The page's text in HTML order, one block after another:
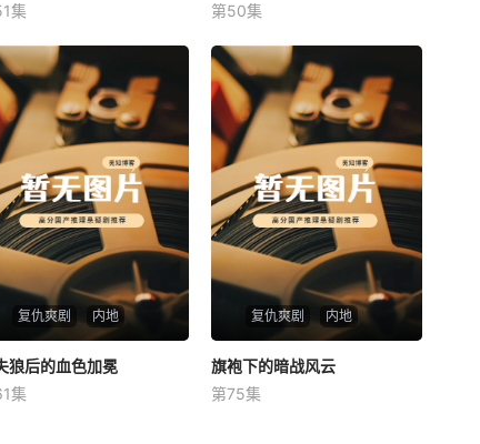
未知
集
未知
第50集
复仇爽剧 内地
失狼后的血色加冕
未知
狼后的血色加冕
集
复仇爽剧 内地
旗袍下的暗战风云
未知
旗袍下的暗战风云
第75集